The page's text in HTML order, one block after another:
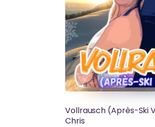
Vollrausch (Après-Ski
Chris